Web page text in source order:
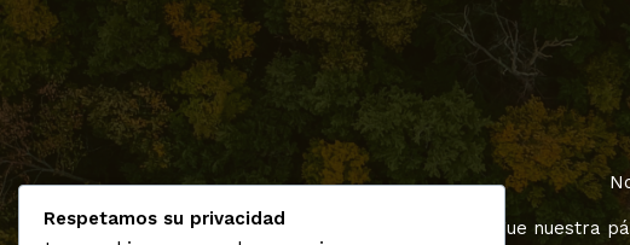
Sigue nuestra
Respetamos su privacidad